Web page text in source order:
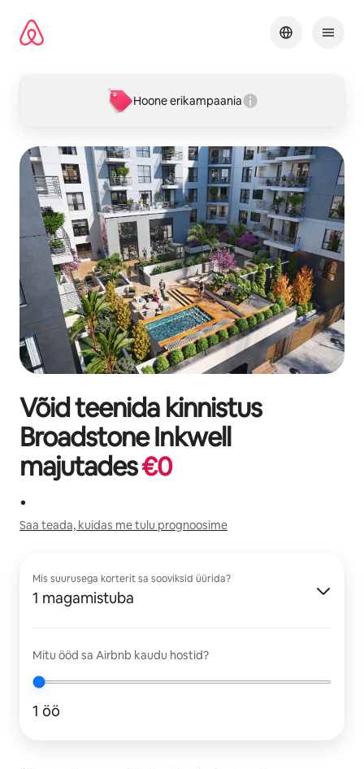
juurde
Hoone erikampaania
Võid teenida kinnistus
Broadstone Inkwell
majutades€0
.
Saa teada, kuidas me tulu prognoosime
Mis suurusega korterit sa sooviksid üürida?
1 magamistuba
Mitu ööd sa Airbnb kaudu hostid?
1 öö